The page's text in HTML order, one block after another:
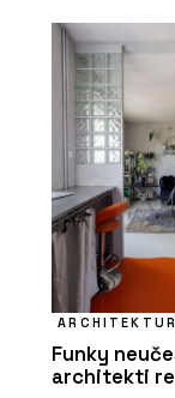
Funky
architekti